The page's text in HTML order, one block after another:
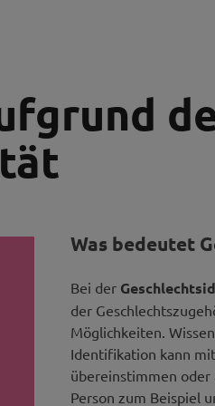
Was bedeutet
Bei der
der
Möglichkeiten.
Identifikation kann
übereinstimmen oder
Person zum Beispiel